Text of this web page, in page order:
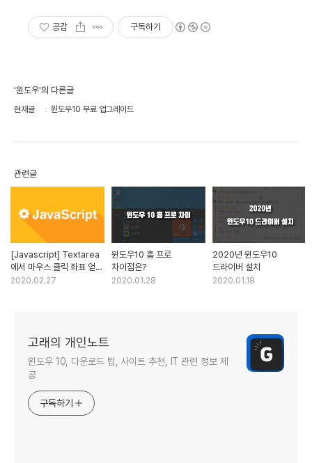
공감 구독하기
'윈도우'의 다른글
현재글 윈도우10 무료 업그레이드
관련글
[Javascript] Textarea
에서 마우스 클릭 좌표 얻는
방법
2020.02.27
윈도우10 홈 프로
차이점은?
2020.01.28
2020년 윈도우10
드라이버 설치
2020.01.18
고래의 개인노트
윈도우 10, 다운로드 팁, 사이트 추천, IT 관련 정보 제
공
구독하기